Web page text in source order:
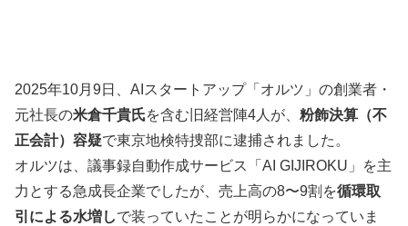
2025年10月9日、AIスタートアップ「オルツ」の創業者・
元社長の米倉千貴氏を含む旧経営陣4人が、 粉飾決算（不
正会計）容疑で東京地検特捜部に逮捕されました。
オルツは、議事録自動作成サービス「AI GIJIROKU」を主
力とする急成長企業でしたが、売上高の8〜9割を循環取
引による水増しで装っていたことが明らかになっていま